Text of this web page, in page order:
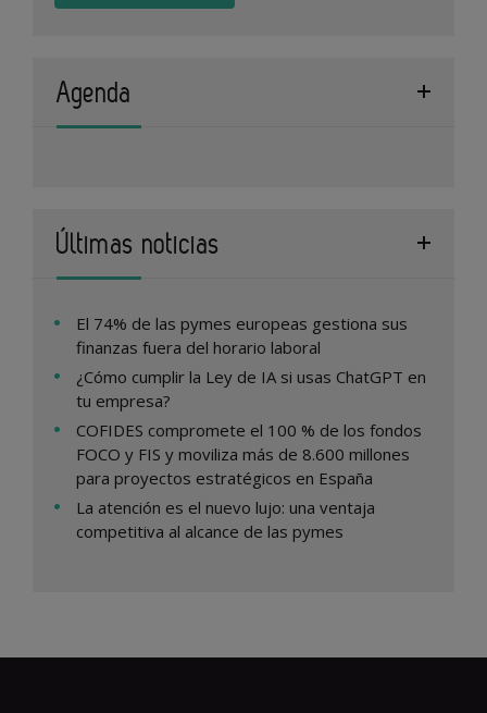
Agenda
Últimas noticias
El 74% de las pymes europeas gestiona sus
finanzas fuera del horario laboral
¿Cómo cumplir la Ley de IA si usas ChatGPT en
tu empresa?
COFIDES compromete el 100 % de los fondos
FOCO y FIS y moviliza más de 8.600 millones
para proyectos estratégicos en España
La atención es el nuevo lujo: una ventaja
competitiva al alcance de las pymes